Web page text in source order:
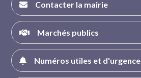
Contacter la mairie
Marchés publics
Numéros utiles et d'urgence